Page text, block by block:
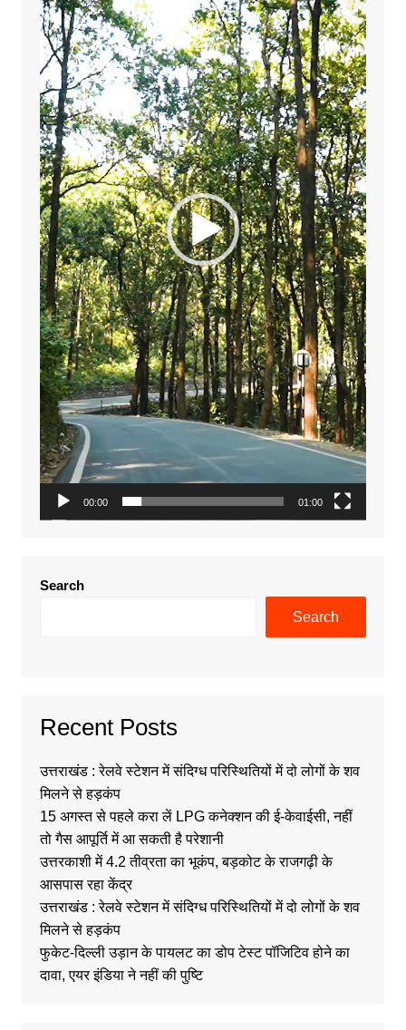
00:00 01:00
Search
Search
Recent Posts
उत्तराखंड : रेलवे स्टेशन में संदिग्ध परिस्थितियों में दो लोगों के शव
मिलने से हड़कंप
15 अगस्त से पहले करा लें LPG कनेक्शन की ई-केवाईसी, नहीं
तो गैस आपूर्ति में आ सकती है परेशानी
उत्तरकाशी में 4.2 तीव्रता का भूकंप, बड़कोट के राजगढ़ी के
आसपास रहा केंद्र
उत्तराखंड : रेलवे स्टेशन में संदिग्ध परिस्थितियों में दो लोगों के शव
मिलने से हड़कंप
फुकेट-दिल्ली उड़ान के पायलट का डोप टेस्ट पॉजिटिव होने का
दावा, एयर इंडिया ने नहीं की पुष्टि